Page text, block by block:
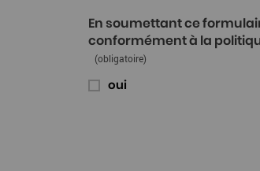
En soumettant ce
conformément à la
(obligatoire)
oui